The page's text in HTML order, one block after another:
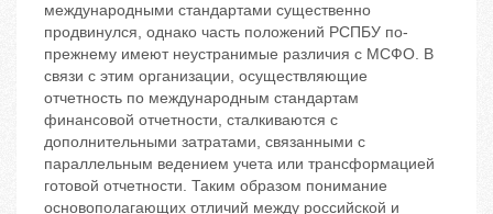
международными стандартами существенно
продвинулся, однако часть положений РСПБУ по-
прежнему имеют неустранимые различия с МСФО. В
связи с этим организации, осуществляющие
отчетность по международным стандартам
финансовой отчетности, сталкиваются с
дополнительными затратами, связанными с
параллельным ведением учета или трансформацией
готовой отчетности. Таким образом понимание
основополагающих отличий между российской и